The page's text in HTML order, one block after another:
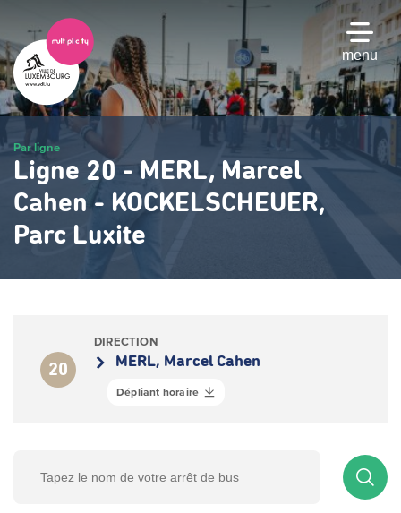
contenu
principal
menu
Par ligne
Ligne 20 - MERL, Marcel
Cahen - KOCKELSCHEUER,
Parc Luxite
20
DIRECTION
MERL, Marcel Cahen
Dépliant horaire